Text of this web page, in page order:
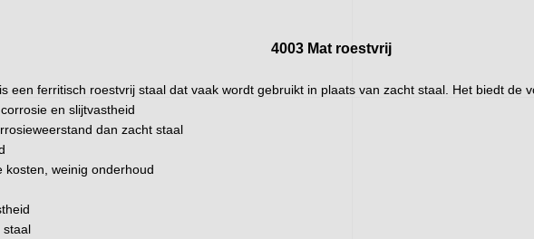
4003 Mat roestvrij
een ferritisch roestvrij staal dat vaak wordt gebruikt in plaats van zacht staal. Het biedt de
en slijtvastheid
dan zacht staal
kosten, weinig onderhoud
staal